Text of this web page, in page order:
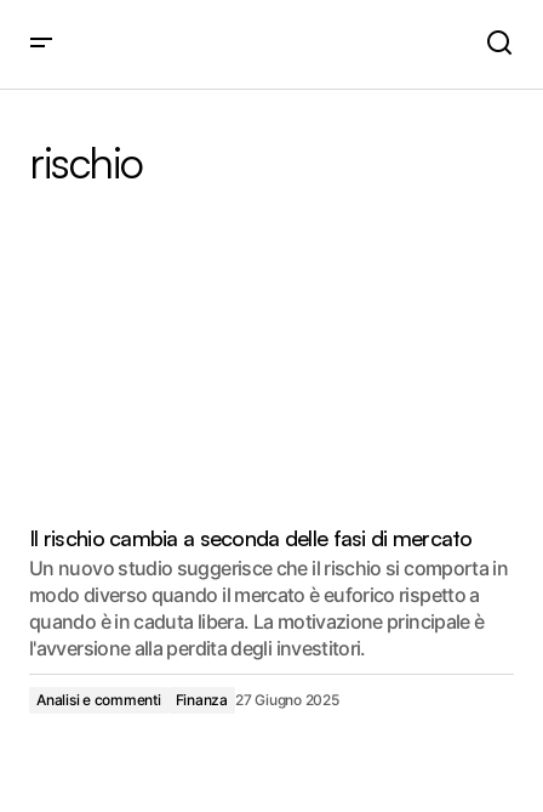
rischio
Il rischio cambia a seconda delle fasi di mercato
Un nuovo studio suggerisce che il rischio si comporta in
modo diverso quando il mercato è euforico rispetto a
quando è in caduta libera. La motivazione principale è
l'avversione alla perdita degli investitori.
Analisi e commenti Finanza 27 Giugno 2025